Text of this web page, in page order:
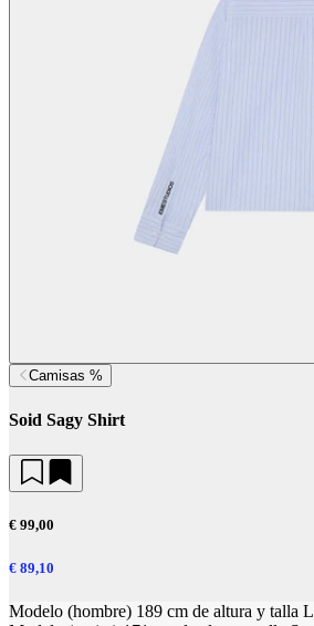
Camisas %
Soid Sagy Shirt
€ 99,00
€ 89,10
Modelo (hombre) 189 cm de altura y talla L